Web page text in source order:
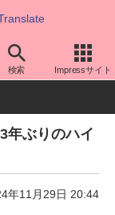
検索 Impressサイト
年ぶりのハイ
年11月29日 20:44